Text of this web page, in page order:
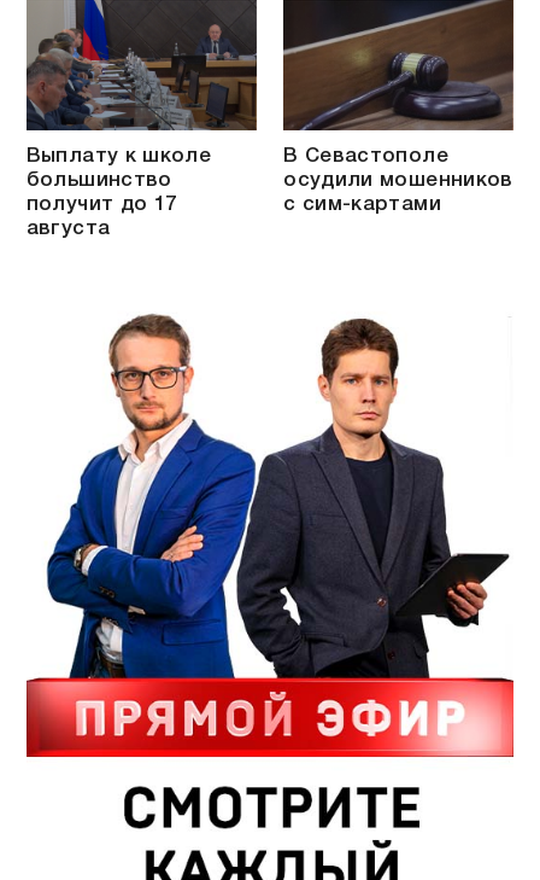
Выплату к школе
большинство
получит до 17
августа
В Севастополе
осудили мошенников
с сим-картами